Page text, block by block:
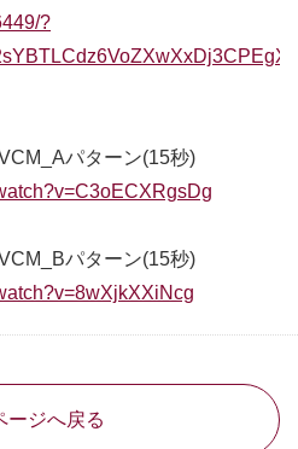
?
パターン(15秒)
パターン(15秒)
ージへ戻る